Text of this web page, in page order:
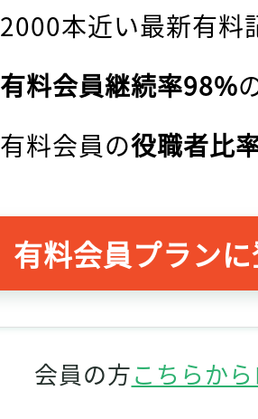
2000本近い最新有料
有料会員継続率98%
有料会員の役職者比
有料会員プラン
会員の方こちらか